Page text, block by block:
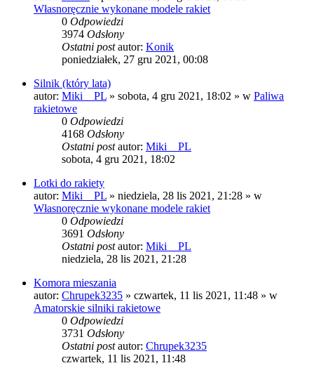
Własnoręcznie wykonane modele rakiet
0 Odpowiedzi
3974 Odsłony
Ostatni postautor: Konik
poniedziałek, 27 gru 2021, 00:08
Silnik (który lata)
autor: Miki__PL » sobota, 4 gru 2021, 18:02 » w Paliwa
rakietowe
0 Odpowiedzi
4168 Odsłony
Ostatni postautor: Miki__PL
sobota, 4 gru 2021, 18:02
Lotki do rakiety
autor: Miki__PL » niedziela, 28 lis 2021, 21:28 » w
Własnoręcznie wykonane modele rakiet
0 Odpowiedzi
3691 Odsłony
Ostatni postautor: Miki__PL
niedziela, 28 lis 2021, 21:28
Komora mieszania
autor: Chrupek3235 » czwartek, 11 lis 2021, 11:48 » w
Amatorskie silniki rakietowe
0 Odpowiedzi
3731 Odsłony
Ostatni postautor: Chrupek3235
czwartek, 11 lis 2021, 11:48